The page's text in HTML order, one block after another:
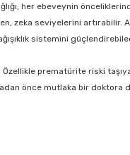
her ebeveynin
seviyelerini artırabilir.
sistemini
prematürite riski
önce mutlaka bir doktora